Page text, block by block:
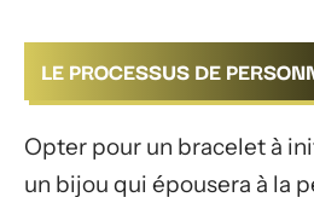
LE PROCESSUS DE
Opter pour un bracelet à
un bijou qui épousera à la